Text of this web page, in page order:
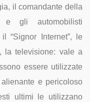
il comandante della
e gli automobilisti
“Signor Internet”, le
la televisione: vale a
essere utilizzate
e pericoloso
ultimi le utilizzano